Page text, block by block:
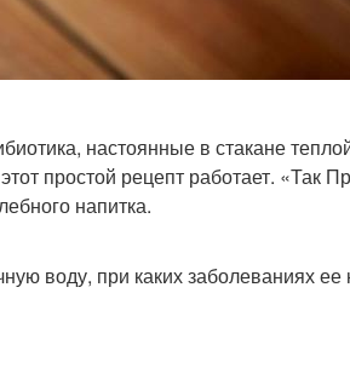
настоянные в стакане
простой рецепт работает. «Так
напитка.
воду, при каких заболеваниях